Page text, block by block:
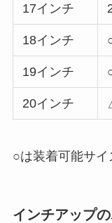
17インチ
18インチ
19インチ
20インチ
○は装着可能サ
インチアップ